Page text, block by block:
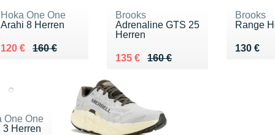
Hoka One One
Arahi 8 Herren
160 €
Au lieu de 160 €
120 €
Vendu 120 €
Brooks
Adrenaline GTS 25
Herren
160 €
Au lieu de 160 €
135 €
Vendu 135 €
Brooks
Range
130 €
Vendu
One One
3 Herren